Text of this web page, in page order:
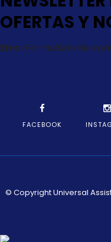
OFERTAS Y
Erro: Formulário de
FACEBOOK
© Copyright Universal